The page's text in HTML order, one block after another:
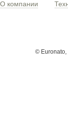
О компании
© Euronato,